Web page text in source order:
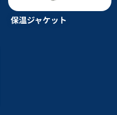
保温ジャケット